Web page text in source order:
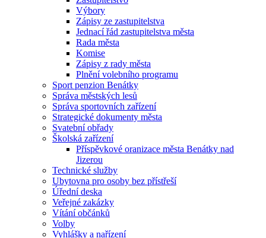
Výbory
Zápisy ze zastupitelstva
Jednací řád zastupitelstva města
Rada města
Komise
Zápisy z rady města
Plnění volebního programu
Sport penzion Benátky
Správa městských lesů
Správa sportovních zařízení
Strategické dokumenty města
Svatební obřady
Školská zařízení
Příspěvkové oranizace města Benátky nad
Jizerou
Technické služby
Ubytovna pro osoby bez přístřeší
Úřední deska
Veřejné zakázky
Vítání občánků
Volby
Vyhlášky a nařízení